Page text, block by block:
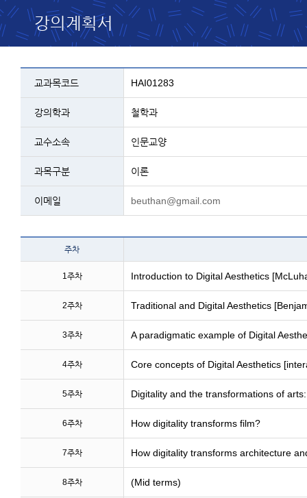
강의계획서
교과목코드 HAI01283
강의학과 철학과
교수소속 인문교양
과목구분 이론
이메일 beuthan@gmail.com
주차
1주차 Introduction to Digital Aesthetics
2주차 Traditional and Digital Aesthetics
3주차 A paradigmatic example of Digital
4주차 Core concepts of Digital Aesthetics
5주차 Digitality and the transformations of
6주차 How digitality transforms film?
7주차 How digitality transforms architecture
8주차 (Mid terms)